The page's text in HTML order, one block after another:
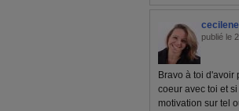
publié le
Bravo à toi d'avoir
coeur avec toi et
motivation sur tel